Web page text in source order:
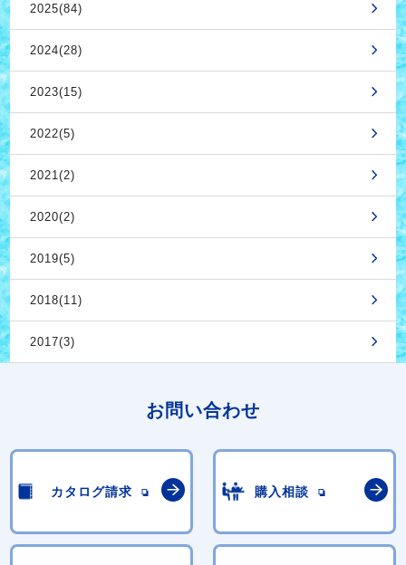
2025(84)
2024(28)
2023(15)
2022(5)
2021(2)
2020(2)
2019(5)
2018(11)
2017(3)
お問い合わせ
カタログ請求 購入相談